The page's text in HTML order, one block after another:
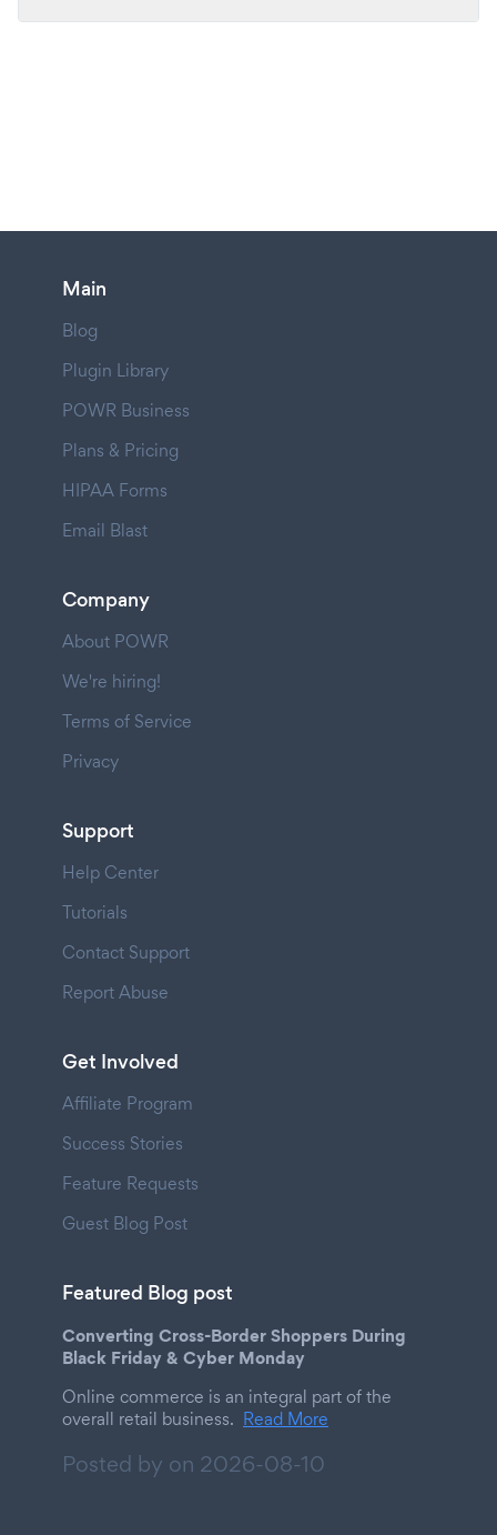
Main
Blog
Plugin Library
POWR Business
Plans & Pricing
HIPAA Forms
Email Blast
Company
About POWR
We're hiring!
Terms of Service
Privacy
Support
Help Center
Tutorials
Contact Support
Report Abuse
Get Involved
Affiliate Program
Success Stories
Feature Requests
Guest Blog Post
Featured Blog post
Converting Cross-Border Shoppers During
Black Friday & Cyber Monday
Online commerce is an integral part of the
overall retail business. Read More
Posted by on 2026-08-10